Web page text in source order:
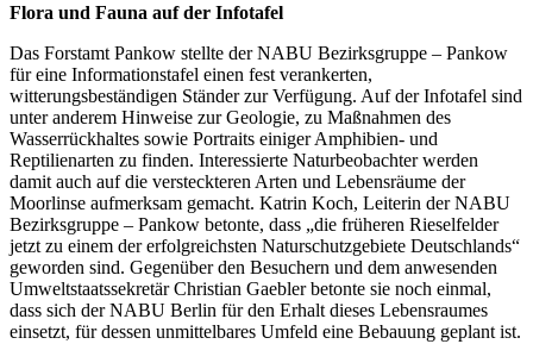
Flora und Fauna auf der Infotafel
Das Forstamt Pankow stellte der NABU Bezirksgruppe – Pankow
für eine Informationstafel einen fest verankerten,
witterungsbeständigen Ständer zur Verfügung. Auf der Infotafel sind
unter anderem Hinweise zur Geologie, zu Maßnahmen des
Wasserrückhaltes sowie Portraits einiger Amphibien- und
Reptilienarten zu finden. Interessierte Naturbeobachter werden
damit auch auf die versteckteren Arten und Lebensräume der
Moorlinse aufmerksam gemacht. Katrin Koch, Leiterin der NABU
Bezirksgruppe – Pankow betonte, dass „die früheren Rieselfelder
jetzt zu einem der erfolgreichsten Naturschutzgebiete Deutschlands“
geworden sind. Gegenüber den Besuchern und dem anwesenden
Umweltstaatssekretär Christian Gaebler betonte sie noch einmal,
dass sich der NABU Berlin für den Erhalt dieses Lebensraumes
einsetzt, für dessen unmittelbares Umfeld eine Bebauung geplant ist.